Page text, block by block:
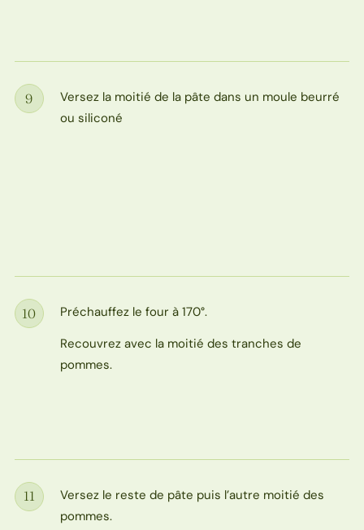
Étape
9
Versez la moitié de la pâte dans un moule beurré
ou siliconé
Étape
10
Préchauffez le four à 170°.
Recouvrez avec la moitié des tranches de
pommes.
Étape
11
Versez le reste de pâte puis l’autre moitié des
pommes.